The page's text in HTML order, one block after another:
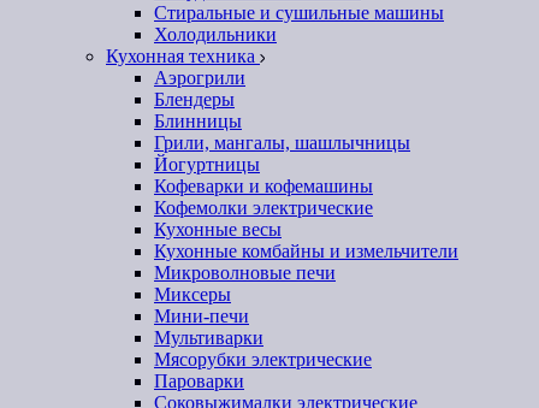
Стиральные и сушильные машины
Холодильники
Кухонная техника
Аэрогрили
Блендеры
Блинницы
Грили, мангалы, шашлычницы
Йогуртницы
Кофеварки и кофемашины
Кофемолки электрические
Кухонные весы
Кухонные комбайны и измельчители
Микроволновые печи
Миксеры
Мини-печи
Мультиварки
Мясорубки электрические
Пароварки
Соковыжималки электрические